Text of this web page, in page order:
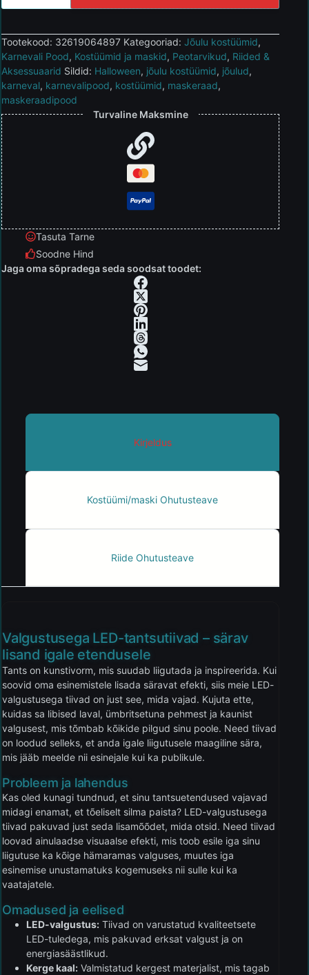
Tootekood: 32619064897 Kategooriad: Jõulu kostüümid,
Karnevali Pood, Kostüümid ja maskid, Peotarvikud, Riided &
Aksessuaarid Sildid: Halloween, jõulu kostüümid, jõulud,
karneval, karnevalipood, kostüümid, maskeraad,
maskeraadipood
Turvaline Maksmine
Tasuta Tarne
Soodne Hind
Jaga oma sõpradega seda soodsat toodet:
Kirjeldus
Kostüümi/maski Ohutusteave
Riide Ohutusteave
Valgustusega LED-tantsutiivad – särav
lisand igale etendusele
Tants on kunstivorm, mis suudab liigutada ja inspireerida. Kui
soovid oma esinemistele lisada säravat efekti, siis meie LED-
valgustusega tiivad on just see, mida vajad. Kujuta ette,
kuidas sa libised laval, ümbritsetuna pehmest ja kaunist
valgusest, mis tõmbab kõikide pilgud sinu poole. Need tiivad
on loodud selleks, et anda igale liigutusele maagiline sära,
mis jääb meelde nii esinejale kui ka publikule.
Probleem ja lahendus
Kas oled kunagi tundnud, et sinu tantsuetendused vajavad
midagi enamat, et tõeliselt silma paista? LED-valgustusega
tiivad pakuvad just seda lisamõõdet, mida otsid. Need tiivad
loovad ainulaadse visuaalse efekti, mis toob esile iga sinu
liigutuse ka kõige hämaramas valguses, muutes iga
esinemise unustamatuks kogemuseks nii sulle kui ka
vaatajatele.
Omadused ja eelised
LED-valgustus: Tiivad on varustatud kvaliteetsete
LED-tuledega, mis pakuvad erksat valgust ja on
energiasäästlikud.
Kerge kaal: Valmistatud kergest materjalist, mis tagab